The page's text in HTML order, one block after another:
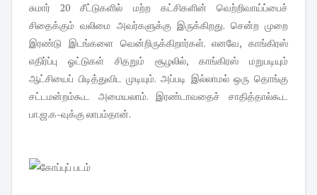
சுமார் 20 சீட்டுகளில் மற்ற கட்சிகளின் வெற்றிவாய்ப்பைச்
சிதைக்கும் வலிமை அவர்களுக்கு இருக்கிறது. சென்ற முறை
இரண்டு இடங்களை வென்றிருக்கிறார்கள். எனவே, காங்கிரஸ்
எதிர்ப்பு ஓட்டுகள் சிதறும் சூழலில், காங்கிரஸ் மறுபடியும்
ஆட்சியைப் பிடித்துவிட முடியும். அப்படி இல்லாமல் ஒரு தொங்கு
சட்டமன்றம்கூட அமையலாம். இரண்டாவதைச் சாதித்தால்கூட
பா.ஜ.க-வுக்கு லாபம்தான்.